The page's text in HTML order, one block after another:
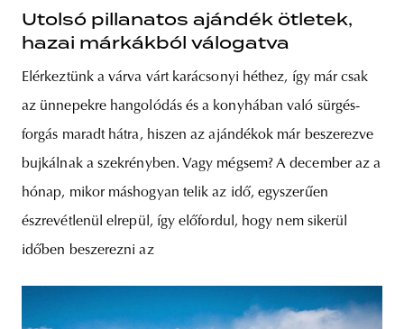
Utolsó pillanatos ajándék ötletek,
hazai márkákból válogatva
Elérkeztünk a várva várt karácsonyi héthez, így már csak
az ünnepekre hangolódás és a konyhában való sürgés-
forgás maradt hátra, hiszen az ajándékok már beszerezve
bujkálnak a szekrényben. Vagy mégsem? A december az a
hónap, mikor máshogyan telik az idő, egyszerűen
észrevétlenül elrepül, így előfordul, hogy nem sikerül
időben beszerezni az